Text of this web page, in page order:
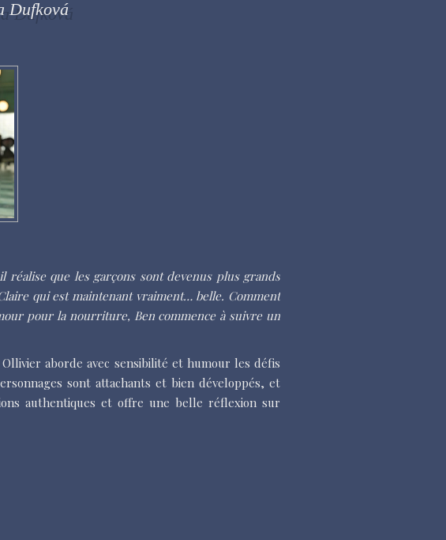
Dufková
réalise que les garçons sont devenus plus grands
qui est maintenant vraiment… belle. Comment
pour la nourriture, Ben commence à suivre un
aborde avec sensibilité et humour les défis
sont attachants et bien développés, et
authentiques et offre une belle réflexion sur